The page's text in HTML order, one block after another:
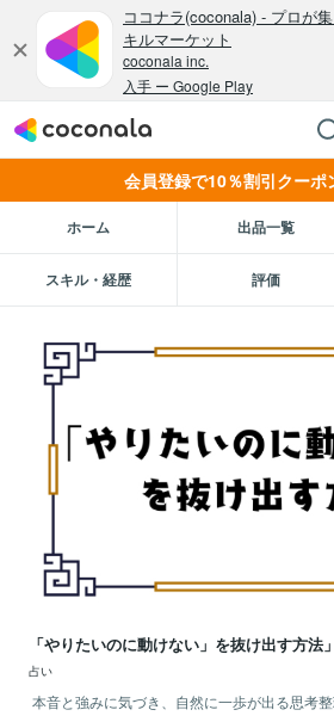
会員登録で10％割引クーポ
ホーム 出品一覧
スキル・経歴 評価
「やりたいのに動けない」を抜け出す方法」
占い
本音と強みに気づき、自然に一歩が出る思考